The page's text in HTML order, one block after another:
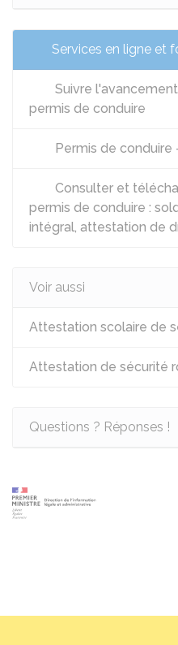
Services en ligne et
Suivre
permis de conduire
Permis de conduire
Consulter et
permis de conduire :
intégral, attestation de
Voir aussi
Attestation scolaire de
Attestation de sécurité
Questions ? Réponses !